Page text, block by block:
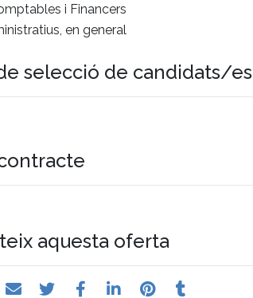
i Financers
en general
selecció de candidats/es
aquesta oferta